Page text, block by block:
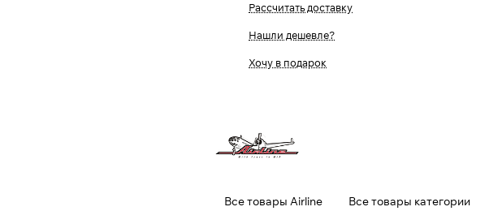
Рассчитать доставку
Нашли дешевле?
Хочу в подарок
Все товары Airline Все товары категории